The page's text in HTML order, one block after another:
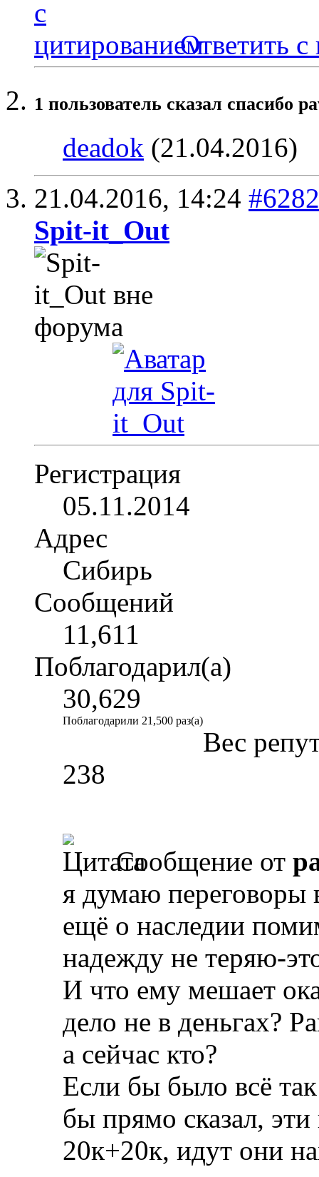
Ответить с
1 пользователь сказал cпасибо
deadok (21.04.2016)
21.04.2016, 14:24 #6282
Spit-it_Out
Регистрация
05.11.2014
Адрес
Сибирь
Сообщений
11,611
Поблагодарил(а)
30,629
Поблагодарили 21,500 раз(а)
Вес
238
Сообщение от
я думаю переговоры
ещё о наследии
надежду не теряю-
И что ему мешает
дело не в деньгах?
а сейчас кто?
Если бы было всё
бы прямо сказал,
20к+20к, идут они